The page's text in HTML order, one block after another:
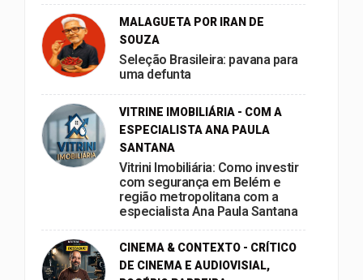
MALAGUETA POR IRAN DE
SOUZA
Seleção Brasileira: pavana para
uma defunta
VITRINE IMOBILIÁRIA - COM A
ESPECIALISTA ANA PAULA
SANTANA
Vitrini Imobiliária: Como investir
com segurança em Belém e
região metropolitana com a
especialista Ana Paula Santana
CINEMA & CONTEXTO - CRÍTICO
DE CINEMA E AUDIOVISIAL,